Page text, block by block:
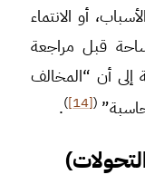
أو الانتماء
قبل مراجعة
إلى أن “المخالف
(
[14]
)
.